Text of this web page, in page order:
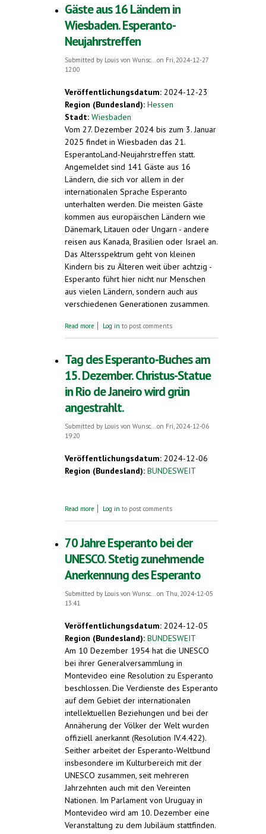
Gäste aus 16 Ländern in
Wiesbaden. Esperanto-
Neujahrstreffen
Submitted by Louis von Wunsc...
on Fri, 2024-12-27
12:00
Veröffentlichungsdatum: 2024-12-23
Region (Bundesland): Hessen
Stadt: Wiesbaden
Vom 27. Dezember 2024 bis zum 3. Januar
2025 findet in Wiesbaden das 21.
EsperantoLand-Neujahrstreffen statt.
Angemeldet sind 141 Gäste aus 16
Ländern, die sich vor allem in der
internationalen Sprache Esperanto
unterhalten werden. Die meisten Gäste
kommen aus europäischen Ländern wie
Dänemark, Litauen oder Ungarn - andere
reisen aus Kanada, Brasilien oder Israel an.
Das Altersspektrum geht von kleinen
Kindern bis zu Älteren weit über achtzig -
Esperanto führt hier nicht nur Menschen
aus vielen Ländern, sondern auch aus
verschiedenen Generationen zusammen.
Read more about Gäste aus 16 Ländern in Wiesbaden.
Log in to post comments
Tag des Esperanto-Buches am
15. Dezember. Christus-Statue
in Rio de Janeiro wird grün
angestrahlt.
Submitted by Louis von Wunsc...on Fri, 2024-12-06
19:20
Veröffentlichungsdatum: 2024-12-06
Region (Bundesland): BUNDESWEIT
Read more about Tag des Esperanto-Buches am 15.
Log in to post comments
70 Jahre Esperanto bei der
UNESCO. Stetig zunehmende
Anerkennung des Esperanto
Submitted by Louis von Wunsc...on Thu, 2024-12-05
13:41
Veröffentlichungsdatum: 2024-12-05
Region (Bundesland): BUNDESWEIT
Am 10 Dezember 1954 hat die UNESCO
bei ihrer Generalversammlung in
Montevideo eine Resolution zu Esperanto
beschlossen. Die Verdienste des Esperanto
auf dem Gebiet der internationalen
intellektuellen Beziehungen und bei der
Annäherung der Völker der Welt wurden
offiziell anerkannt (Resolution IV.4.422).
Seither arbeitet der Esperanto-Weltbund
insbesondere im Kulturbereich mit der
UNESCO zusammen, seit mehreren
Jahrzehnten auch mit den Vereinten
Nationen. Im Parlament von Uruguay in
Montevideo wird am 10. Dezember eine
Veranstaltung zu dem Jubiläum stattfinden.